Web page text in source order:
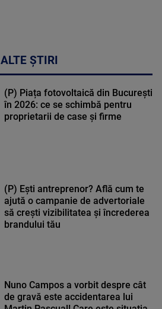
ALTE ȘTIRI
(P) Piața fotovoltaică din București
în 2026: ce se schimbă pentru
proprietarii de case și firme
(P) Ești antreprenor? Află cum te
ajută o campanie de advertoriale
să crești vizibilitatea și încrederea
brandului tău
Nuno Campos a vorbit despre cât
de gravă este accidentarea lui